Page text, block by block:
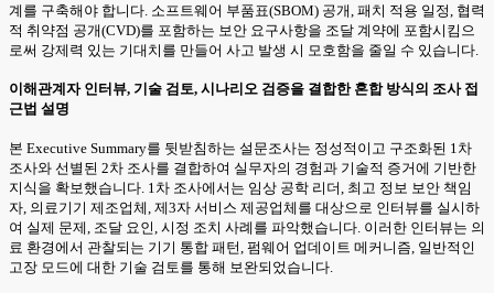
계를 구축해야 합니다. 소프트웨어 부품표(SBOM) 공개, 패치 적용 일정, 협력
적 취약점 공개(CVD)를 포함하는 보안 요구사항을 조달 계약에 포함시킴으
로써 강제력 있는 기대치를 만들어 사고 발생 시 모호함을 줄일 수 있습니다.
이해관계자 인터뷰, 기술 검토, 시나리오 검증을 결합한 혼합 방식의 조사 접
근법 설명
본 Executive Summary를 뒷받침하는 설문조사는 정성적이고 구조화된 1차
조사와 선별된 2차 조사를 결합하여 실무자의 경험과 기술적 증거에 기반한
지식을 확보했습니다. 1차 조사에서는 임상 공학 리더, 최고 정보 보안 책임
자, 의료기기 제조업체, 제3자 서비스 제공업체를 대상으로 인터뷰를 실시하
여 실제 문제, 조달 요인, 시정 조치 사례를 파악했습니다. 이러한 인터뷰는 의
료 환경에서 관찰되는 기기 통합 패턴, 펌웨어 업데이트 메커니즘, 일반적인
고장 모드에 대한 기술 검토를 통해 보완되었습니다.